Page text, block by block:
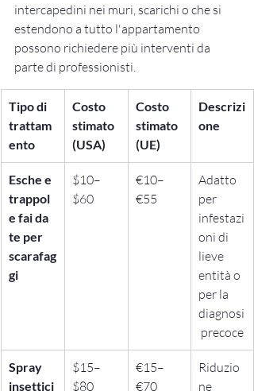
intercapedini nei muri, scarichi o che si
estendono a tutto l'appartamento
possono richiedere più interventi da
parte di professionisti.
Tipo di
trattam
ento
Costo
stimato
(USA)
Costo
stimato
(UE)
Descrizi
one
Esche e
trappol
e fai da
te per
scarafag
gi
$10–
$60
€10–
€55
Adatto
per
infestazi
oni di
lieve
entità o
per la
diagnosi
precoce
Spray
insettici
$15–
$80
€15–
€70
Riduzio
ne